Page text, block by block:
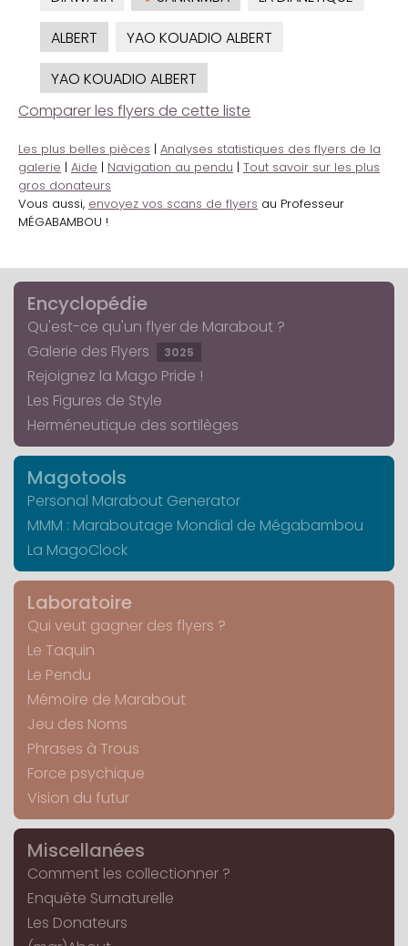
ALBERT
YAO KOUADIO ALBERT
YAO KOUADIO ALBERT
Comparer les flyers de cette liste
Les plus belles pièces | Analyses statistiques des flyers de la
galerie | Aide | Navigation au pendu | Tout savoir sur les plus
gros donateurs
Vous aussi, envoyez vos scans de flyers au Professeur
MÉGABAMBOU !
Encyclopédie
Qu'est-ce qu'un flyer de Marabout ?
Galerie des Flyers
3025
Rejoignez la Mago Pride !
Les Figures de Style
Herméneutique des sortilèges
Magotools
Personal Marabout Generator
MMM : Maraboutage Mondial de Mégabambou
La MagoClock
Laboratoire
Qui veut gagner des flyers ?
Le Taquin
Le Pendu
Mémoire de Marabout
Jeu des Noms
Phrases à Trous
Force psychique
Vision du futur
Miscellanées
Comment les collectionner ?
Enquête Surnaturelle
Les Donateurs